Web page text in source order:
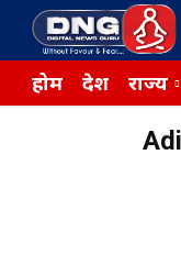
होम देश राज्य